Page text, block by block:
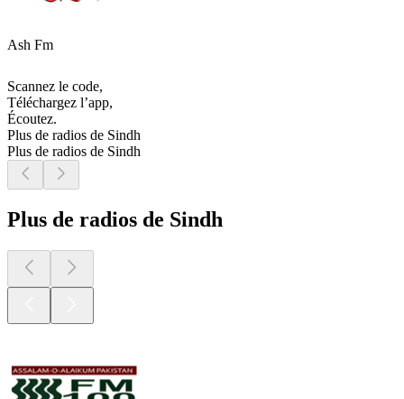
Ash Fm
Scannez le code,
Téléchargez l’app,
Écoutez.
Plus de radios de Sindh
Plus de radios de Sindh
Plus de radios de Sindh